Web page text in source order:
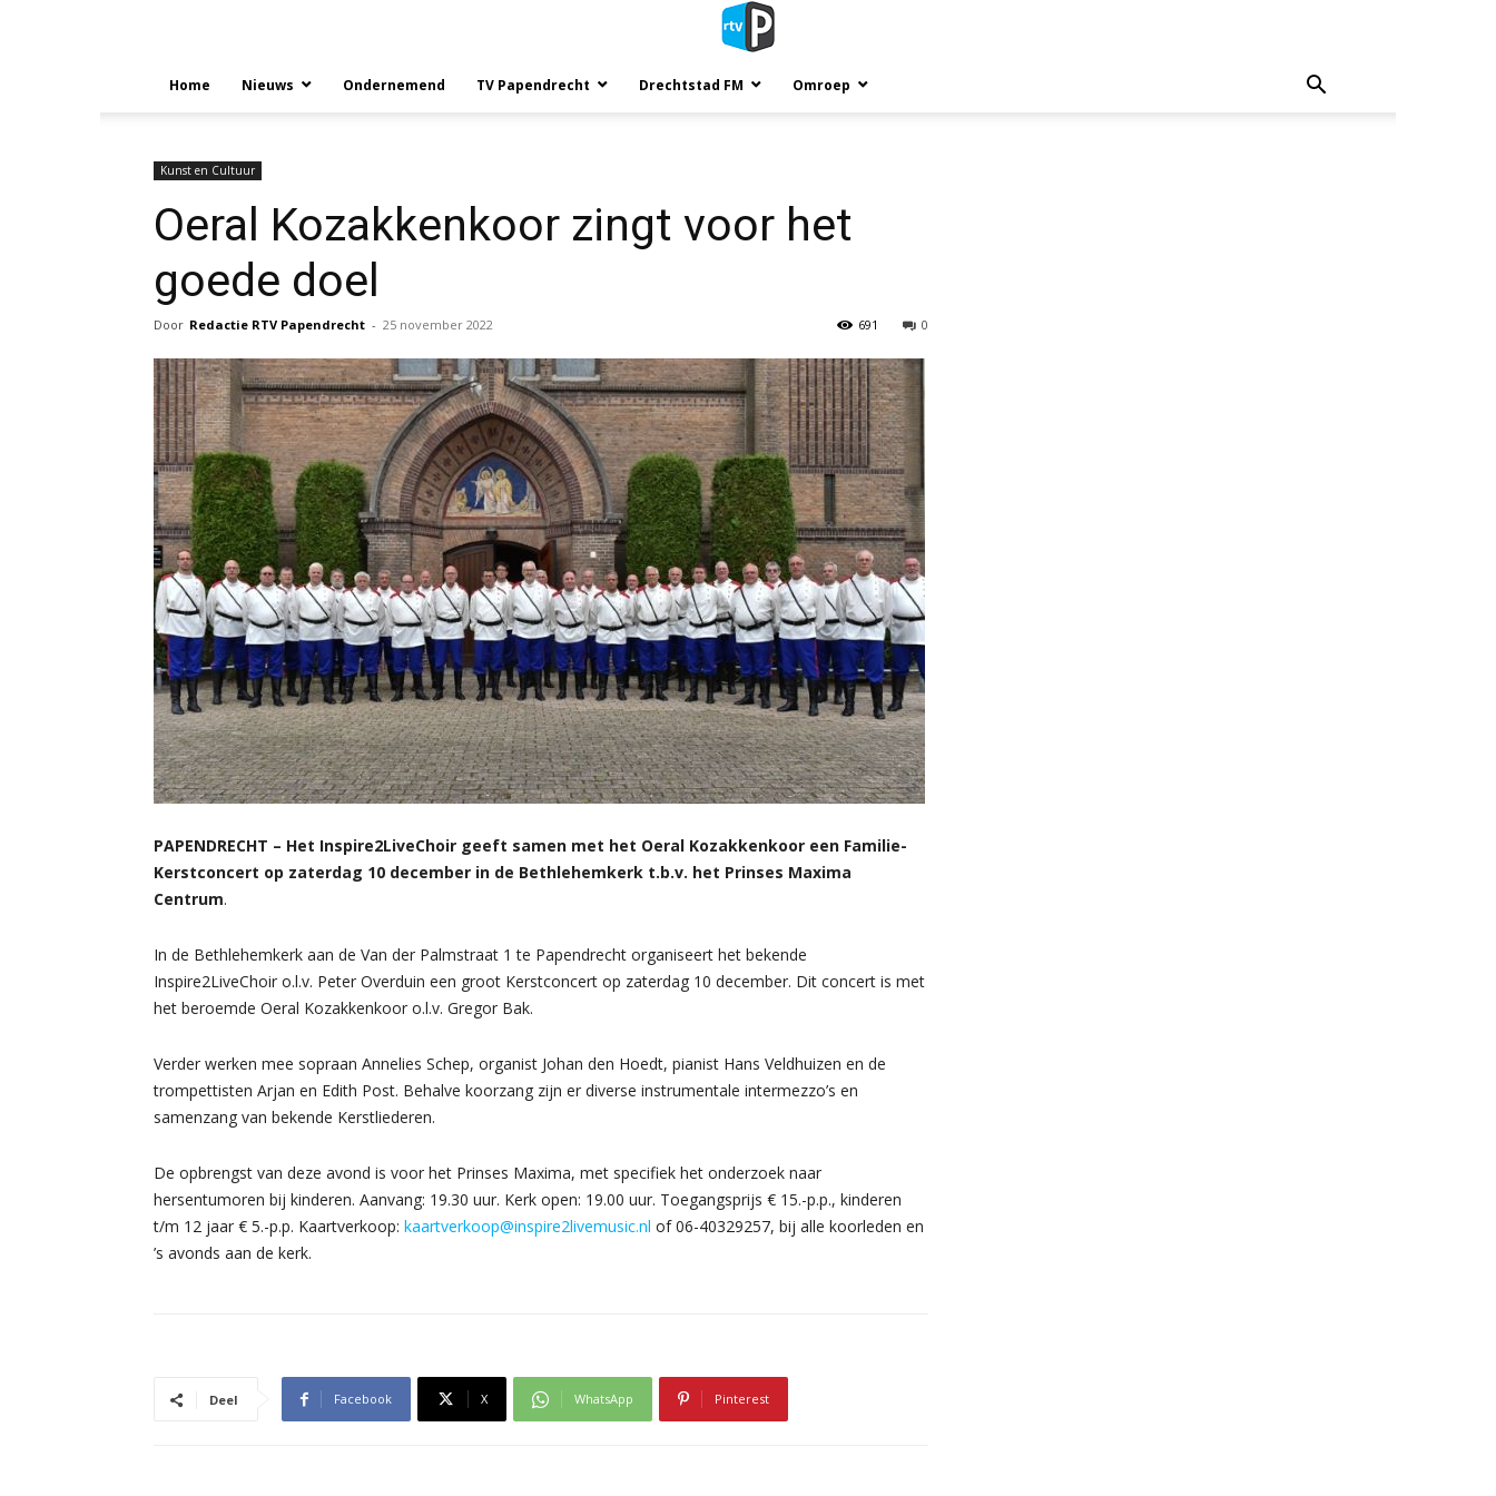
Home Nieuws Ondernemend TV Papendrecht Drechtstad FM Omroep
Kunst en Cultuur
Oeral Kozakkenkoor zingt voor het
goede doel
Door Redactie RTV Papendrecht - 25 november 2022 0
691
PAPENDRECHT – Het Inspire2LiveChoir geeft samen met het Oeral Kozakkenkoor een Familie-
Kerstconcert op zaterdag 10 december in de Bethlehemkerk t.b.v. het Prinses Maxima
Centrum.
In de Bethlehemkerk aan de Van der Palmstraat 1 te Papendrecht organiseert het bekende
Inspire2LiveChoir o.l.v. Peter Overduin een groot Kerstconcert op zaterdag 10 december. Dit concert is met
het beroemde Oeral Kozakkenkoor o.l.v. Gregor Bak.
Verder werken mee sopraan Annelies Schep, organist Johan den Hoedt, pianist Hans Veldhuizen en de
trompettisten Arjan en Edith Post. Behalve koorzang zijn er diverse instrumentale intermezzo’s en
samenzang van bekende Kerstliederen.
De opbrengst van deze avond is voor het Prinses Maxima, met specifiek het onderzoek naar
hersentumoren bij kinderen. Aanvang: 19.30 uur. Kerk open: 19.00 uur. Toegangsprijs € 15.-p.p., kinderen
t/m 12 jaar € 5.-p.p. Kaartverkoop: kaartverkoop@inspire2livemusic.nl of 06-40329257, bij alle koorleden en
’s avonds aan de kerk.
Deel Facebook X WhatsApp Pinterest